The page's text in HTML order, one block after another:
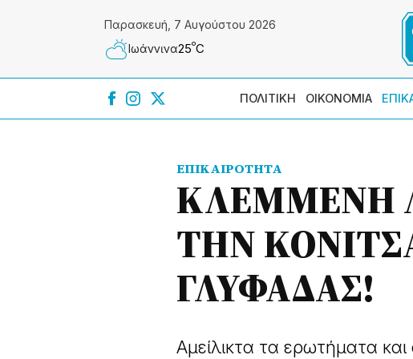
Παρασκευή, 7 Αυγούστου 2026
Ιωάννɩνα25ºC
ΠΟΛΙΤΙΚΗ ΟΙΚΟΝΟΜΙΑ
ΕΠΙΚΑΙΡΟΤΗΤΑ
ΚΛΕΜΜΕΝΗ
ΤΗΝ
ΓΛΥΦΑΔΑΣ!
Αμείλικτα τα ερωτήματα